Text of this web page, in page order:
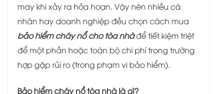
may khi xảy ra hỏa hoạn. Vậy nên nhiều cá
nhân hay doanh nghiệp đều chọn cách mua
bảo hiểm cháy nổ cho tòa nhàđể tiết kiệm triệt
để một phần hoặc toàn bộ chi phí trong trường
hợp gặp rủi ro (trong phạm vi bảo hiểm).
Bảo hiểm cháy nổ tòa nhà là gì?